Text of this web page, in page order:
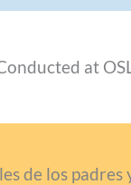
at
de los padres